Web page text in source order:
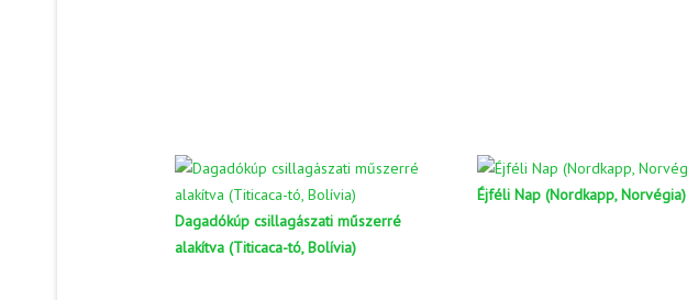
Dagadókúp csillagászati műszerré
alakítva (Titicaca-tó, Bolívia)
Éjféli Nap (Nordkapp, Norvégia)